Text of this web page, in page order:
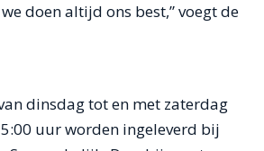
doen altijd ons best,” voegt de
dinsdag tot en met zaterdag
uur worden ingeleverd bij